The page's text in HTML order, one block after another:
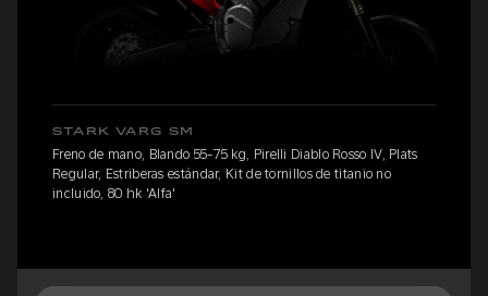
STARK VARG SM
Freno de mano, Blando 55-75 kg, Pirelli Diablo Rosso IV, Plats
Regular, Estriberas estándar, Kit de tornillos de titanio no
incluido, 80 hk 'Alfa'